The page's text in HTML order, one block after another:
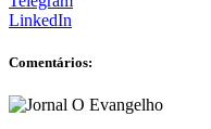
LinkedIn
Comentários: